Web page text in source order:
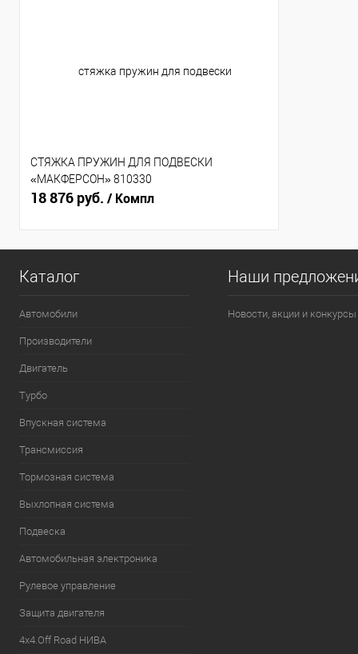
СТЯЖКА ПРУЖИН ДЛЯ ПОДВЕСКИ
«МАКФЕРСОН» 810330
18 876 руб. / Компл
Каталог
Автомобили
Производители
Двигатель
Турбо
Впускная система
Трансмиссия
Тормозная система
Выхлопная система
Подвеска
Автомобильная электроника
Рулевое управление
Защита двигателя
4х4.Off Road НИВА
Наши
Новости, акции и конкурсы